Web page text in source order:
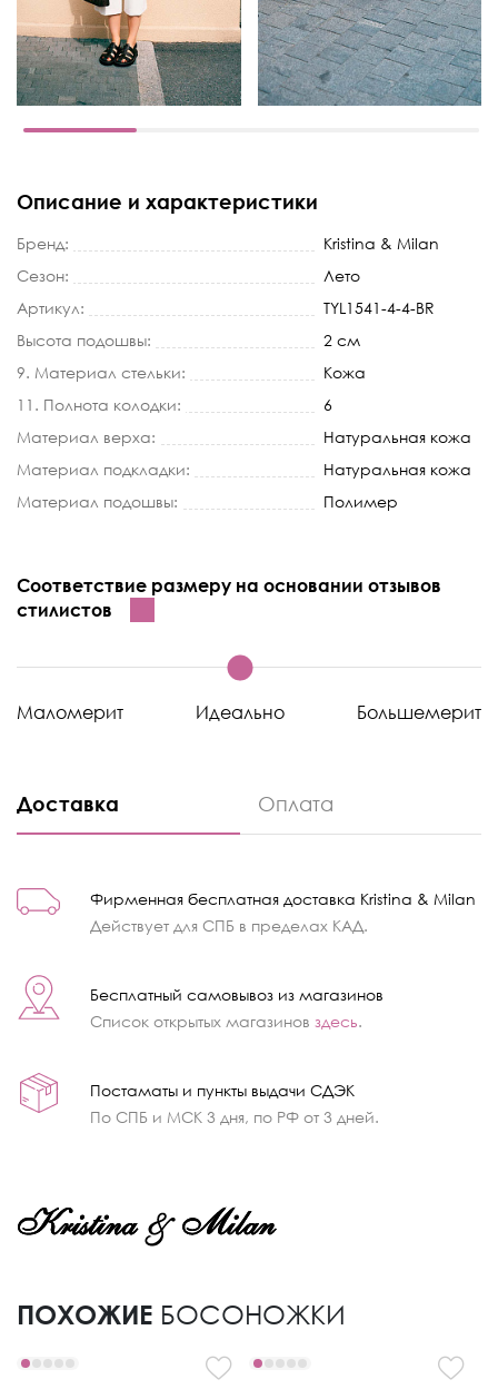
Описание и характеристики
Бренд:
Kristina & Milan
Сезон:
Лето
Артикул:
TYL1541-4-4-BR
Высота подошвы:
2 см
9. Материал стельки:
Кожа
11. Полнота колодки:
6
Материал верха:
Натуральная кожа
Материал подкладки:
Натуральная кожа
Материал подошвы:
Полимер
Соответствие размеру на основании отзывов
стилистов
Маломерит Идеально Большемерит
Доставка Оплата
Фирменная бесплатная доставка Kristina & Milan
Действует для СПБ в пределах КАД.
Бесплатный самовывоз из магазинов
Список открытых магазинов здесь.
Постаматы и пункты выдачи СДЭК
По СПБ и МСК 3 дня, по РФ от 3 дней.
ПОХОЖИЕ БОСОНОЖКИ